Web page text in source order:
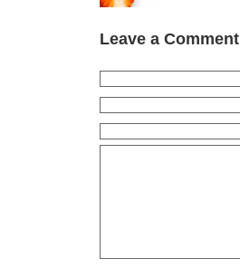
Leave a Comment